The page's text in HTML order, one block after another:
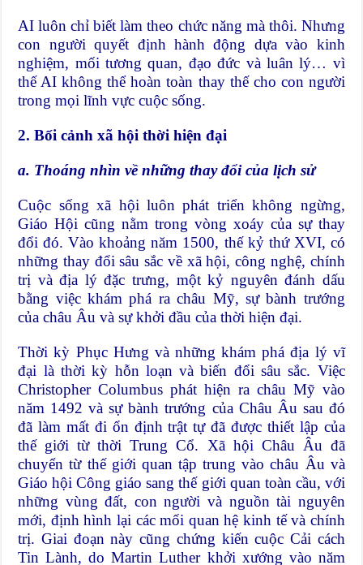
AI luôn chỉ biết làm theo chức năng mà thôi. Nhưng
con người quyết định hành động dựa vào kinh
nghiệm, mối tương quan, đạo đức và luân lý… vì
thế AI không thể hoàn toàn thay thế cho con người
trong mọi lĩnh vực cuộc sống.
2. Bối cảnh xã hội thời hiện đại
a. Thoáng nhìn về những thay đổi của lịch sử
Cuộc sống xã hội luôn phát triển không ngừng,
Giáo Hội cũng nằm trong vòng xoáy của sự thay
đổi đó. Vào khoảng năm 1500, thế kỷ thứ XVI, có
những thay đổi sâu sắc về xã hội, công nghệ, chính
trị và địa lý đặc trưng, một kỷ nguyên đánh dấu
bằng việc khám phá ra châu Mỹ, sự bành trướng
của châu Âu và sự khởi đầu của thời hiện đại.
Thời kỳ Phục Hưng và những khám phá địa lý vĩ
đại là thời kỳ hỗn loạn và biến đổi sâu sắc. Việc
Christopher Columbus phát hiện ra châu Mỹ vào
năm 1492 và sự bành trướng của Châu Âu sau đó
đã làm mất đi ổn định trật tự đã được thiết lập của
thế giới từ thời Trung Cổ. Xã hội Châu Âu đã
chuyển từ thế giới quan tập trung vào châu Âu và
Giáo hội Công giáo sang thế giới quan toàn cầu, với
những vùng đất, con người và nguồn tài nguyên
mới, định hình lại các mối quan hệ kinh tế và chính
trị. Giai đoạn này cũng chứng kiến cuộc Cải cách
Tin Lành, do Martin Luther khởi xướng vào năm